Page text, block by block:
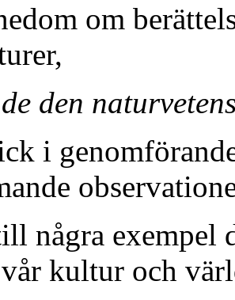
om
den
i
några exempel
kultur och